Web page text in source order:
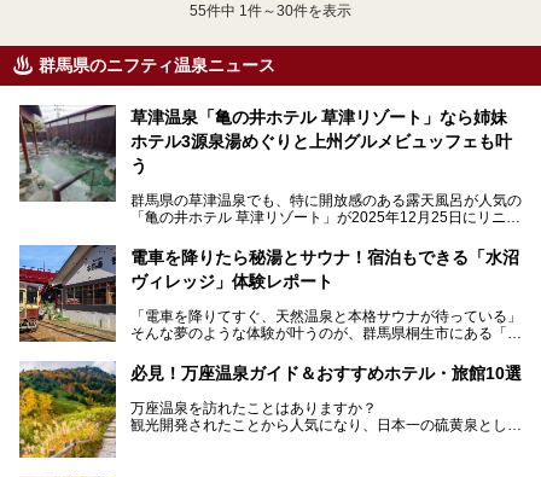
55件中 1件～30件を表示
群馬県のニフティ温泉ニュース
草津温泉「亀の井ホテル 草津リゾート」なら姉妹
ホテル3源泉湯めぐりと上州グルメビュッフェも叶
う
群馬県の草津温泉でも、特に開放感のある露天風呂が人気の
「亀の井ホテル 草津リゾート」が2025年12月25日にリニュ
ロビーや客室が綺麗になって、上州グルメにこだわったビュ
ッフェも人気！アクセスはシャトルバスで楽々、さらに草津
温泉にある姉妹ホテルの「草津温泉 大東舘」「亀の井ホテ
今回はそんな「亀の井ホテル 草津リゾート」を徹底レポー
───
提供元：アイコニア・ホスピタリティ株式会社【PR】
この記事は亀の井ホテル 草津リゾートのPR記事です。
電車を降りたら秘湯とサウナ！宿泊もできる「水沼
ヴィレッジ」体験レポート
「電車を降りてすぐ、天然温泉と本格サウナが待っている」
そんな夢のような体験が叶うのが、群馬県桐生市にある「駅
日帰り温泉の「水沼の湯」と宿泊もできる「サウナの森」、
２つのエリアがあります。
今回は、その中でも特にユニークな駅直結の「水沼の湯」の
魅力に焦点を当て、温泉好き、サウナー、そして電車旅好き
必見！万座温泉ガイド＆おすすめホテル・旅館10選
万座温泉を訪れたことはありますか？
観光開発されたことから人気になり、日本一の硫黄泉として